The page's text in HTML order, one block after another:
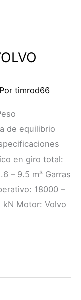
timrod66
de equilibrio
en giro total:
– 9.5 m³ Garras
18000 –
kN Motor: Volvo